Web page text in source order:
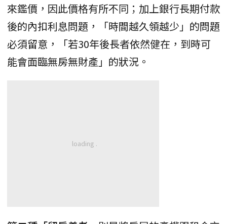
來鑑價，因此價格有所不同；加上銀行長期付款
後的內扣利息問題，「時間越久領越少」的問題
必須留意，「若30年後長者依然健在，到時可
能會面臨無房無財產」的狀況。